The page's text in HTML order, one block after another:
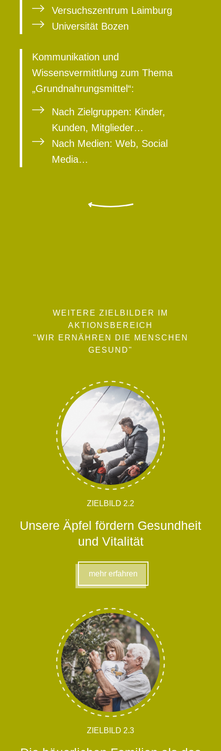
Versuchszentrum Laimburg
Universität Bozen
Kommunikation und
Wissensvermittlung zum Thema
„Grundnahrungsmittel“:
Nach Zielgruppen: Kinder,
Kunden, Mitglieder…
Nach Medien: Web, Social
Media…
WEITERE ZIELBILDER IM
AKTIONSBEREICH
"WIR ERNÄHREN DIE MENSCHEN
GESUND"
ZIELBILD 2.2
Unsere Äpfel fördern Gesundheit
und Vitalität
mehr erfahren
ZIELBILD 2.3